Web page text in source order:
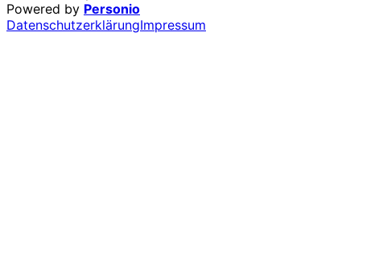
Powered by Personio
DatenschutzerklärungImpressum